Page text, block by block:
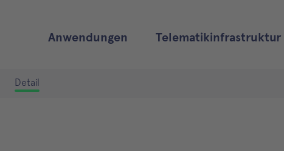
Anwendungen Telematikinfrastruktur
Detail